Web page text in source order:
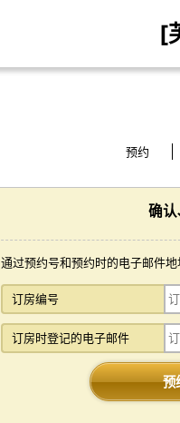
[
预约
确认
通过预约号和预约时的电子邮件地
订房编号
订房时登记的电子邮件
预